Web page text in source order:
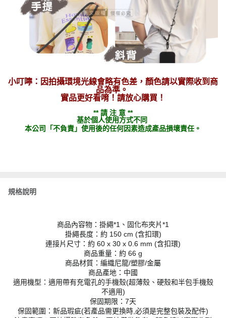
小叮嚀：因拍攝環境光線會略有色差，顏色請以實際收到商
品為準。
實品更好看唷！請放心購買！
** 請 注 意 **
基於個人使用方式不同
本公司「不負責」使用後的任何因素造成產品損壞責任。
規格說明
商品內容物：掛繩*1、固化布夾片*1
掛繩長度：約 150 cm (含扣環)
連接片尺寸：約 60 x 30 x 0.6 mm (含扣環)
商品重量：約 66 g
商品材質：編織尼龍/塑膠/金屬
商品產地：中國
適用機型：適用帶有充電孔的手機殼(超薄殼、硬殼和半包手機殼
不適用)
保固期限：7天
保固範圍：新品瑕疵(若產品需更換時,必須是完整包裝及配件)